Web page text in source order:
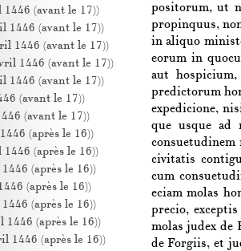
positorum, ut
propinquus,
in aliquo
eorum in
aut
predictorum
expedicione,
que usque ad
civitatis
cum
eciam molas
precio,
molas judex de
de Forgiis, et
(avant le 17))
1446 (avant le 17))
1446 (avant le 17))
1446 (avant le 17))
1446 (avant le 17))
(avant le 17))
(avant le 17))
(après le 16))
(après le 16))
(après le 16))
(après le 16))
(après le 16))
1446 (après le 16))
1446 (après le 16))